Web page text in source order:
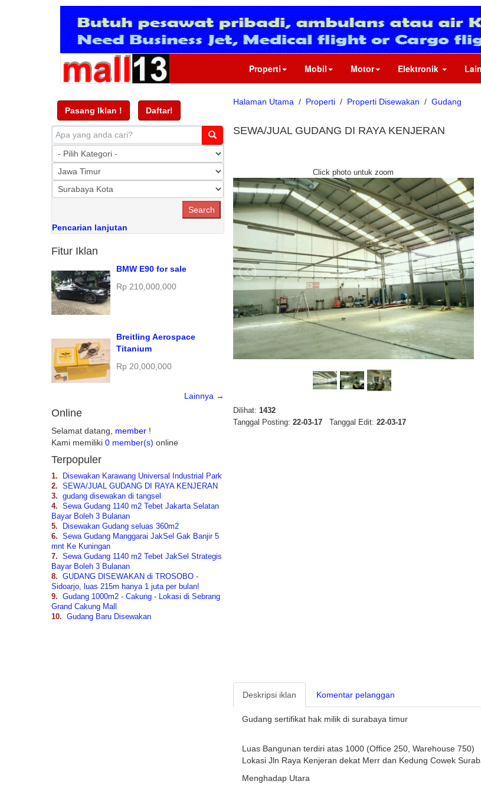
Properti Mobil Motor Elektronik
Pasang Iklan ! Daftar!
Pencarian lanjutan
Fitur Iklan
BMW E90 for sale
Rp 210,000,000
Breitling Aerospace
Titanium
Rp 20,000,000
Lainnya →
Online
Selamat datang, member !
Kami memiliki 0 member(s) online
Terpopuler
1.
Disewakan Karawang Universal Industrial Park
2.
SEWA/JUAL GUDANG DI RAYA KENJERAN
3.
gudang disewakan di tangsel
4.
Sewa Gudang 1140 m2 Tebet Jakarta Selatan
Bayar Boleh 3 Bulanan
5.
Disewakan Gudang seluas 360m2
6.
Sewa Gudang Manggarai JakSel Gak Banjir 5
mnt Ke Kuningan
7.
Sewa Gudang 1140 m2 Tebet JakSel Strategis
Bayar Boleh 3 Bulanan
8.
GUDANG DISEWAKAN di TROSOBO -
Sidoarjo, luas 215m hanya 1 juta per bulan!
9.
Gudang 1000m2 - Cakung - Lokasi di Sebrang
Grand Cakung Mall
10.
Gudang Baru Disewakan
Halaman Utama / Properti/ Properti Disewakan / Gudang
SEWA/JUAL GUDANG DI RAYA KENJERAN
Click photo untuk zoom
Dilihat: 1432
Tanggal Posting: 22-03-17Tanggal Edit: 22-03-17
Deskripsi iklan Komentar pelanggan
Gudang sertifikat hak milik di surabaya timur
Luas Bangunan terdiri atas 1000 (Office 250, Warehouse 750)
Lokasi Jln Raya Kenjeran dekat Merr dan Kedung Cowek
Menghadap Utara